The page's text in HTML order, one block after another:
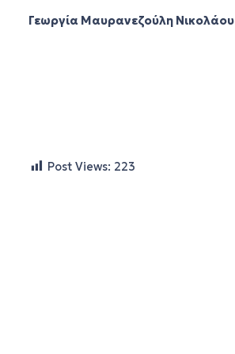
Γεωργία Μαυρανεζούλη Νικολάου
Post Views: 223